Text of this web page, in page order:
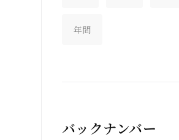
年間
バックナンバー